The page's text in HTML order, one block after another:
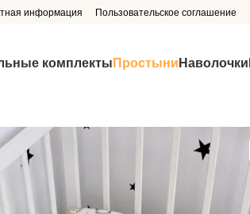
информация Пользовательское соглашение
комплекты Простыни Наволочки